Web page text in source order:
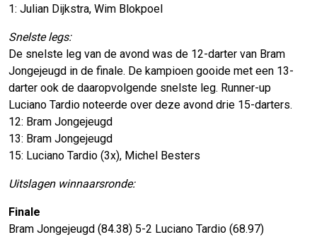
1: Julian Dijkstra, Wim Blokpoel
Snelste legs:
De snelste leg van de avond was de 12-darter van Bram
Jongejeugd in de finale. De kampioen gooide met een 13-
darter ook de daaropvolgende snelste leg. Runner-up
Luciano Tardio noteerde over deze avond drie 15-darters.
12: Bram Jongejeugd
13: Bram Jongejeugd
15: Luciano Tardio (3x), Michel Besters
Uitslagen winnaarsronde:
Finale
Bram Jongejeugd (84.38) 5-2 Luciano Tardio (68.97)